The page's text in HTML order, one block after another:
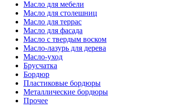
Масло для мебели
Масло для столешниц
Масло для террас
Масло для фасада
Масло с твердым воском
Масло-лазурь для дерева
Масло-уход
Брусчатка
Бордюр
Пластиковые бордюры
Металлические бордюры
Прочее